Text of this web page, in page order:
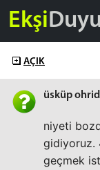
Ekşi
AÇIK
üsküp ohrid
niyeti
gidiyoruz.
geçmek